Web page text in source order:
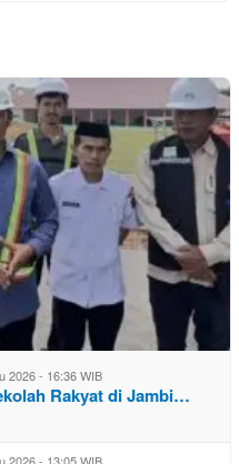
2026 - 16:36 WIB
Rakyat di Jambi…